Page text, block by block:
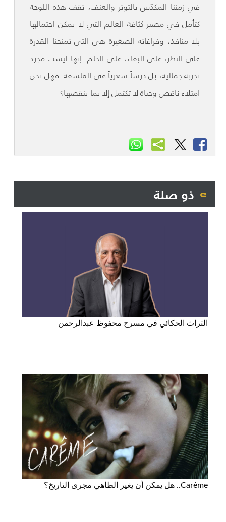
في زمننا المكدّس بالتوتر والعنف، تقف هذه اللوحة
كتأمل في مصير كثافة العالم التي لا يمكن احتمالها
بلا منافذ، وفراغاته الصغيرة هي التي تمنحنا القدرة
على النظر، على البقاء، على الحلم. إنها ليست مجرد
تجربة جمالية، بل درساً شعرياً في الفلسفة. فهل نحن
امتلاء ناقص وحياة لا تكتمل إلا بما ينقصها؟
ذو صلة
التراث الحكائي في مسرح محفوظ عبدالرحمن
Carême.. هل يمكن أن يغير الطاهي مجرى التاريخ؟